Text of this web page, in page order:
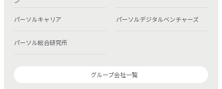
パーソルキャリア パーソルデジタルベンチャーズ
パーソル総合研究所
グループ会社一覧